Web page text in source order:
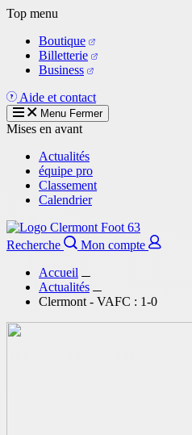
Aller
contenu
principal
Top menu
Boutique
Billetterie
Business
Aide et contact
Menu Fermer
Mises en avant
Actualités
équipe pro
Classement
Calendrier
Recherche
Mon compte
Accueil
Actualités
Clermont - VAFC : 1-0